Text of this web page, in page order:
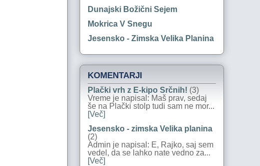
Dunajski Božični Sejem
Mokrica V Snegu
Jesensko - Zimska Velika Planina
KOMENTARJI
Plački vrh z E-kipo Srčnih! (3)
Vreme je napisal: Maš prav, sedaj
še na Plački stolp tudi sam ne mor...
[Več]
Jesensko - zimska Velika planina
(2)
Admin je napisal: E, Rajko, saj sem
vedel, da se lahko nate vedno za...
[Več]